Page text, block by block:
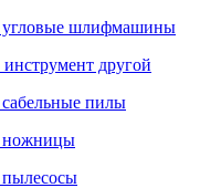
угловые шлифмашины
другой
пилы
ножницы